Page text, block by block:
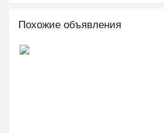
Похожие объявления